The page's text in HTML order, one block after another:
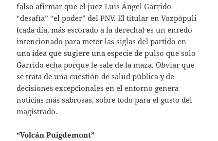
falso afirmar que el juez Luis Ángel Garrido
“desafía” “el poder” del PNV. El titular en Vozpópuli
(cada día, más escorado a la derecha) es un enredo
intencionado para meter las siglas del partido en
una idea que sugiere una especie de pulso que solo
Garrido echa porque le sale de la maza. Obviar que
se trata de una cuestión de salud pública y de
decisiones excepcionales en el entorno genera
noticias más sabrosas, sobre todo para el gusto del
magistrado.
“Volcán Puigdemont”